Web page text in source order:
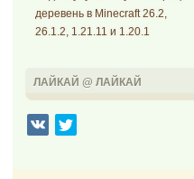
деревень в Minecraft 26.2,
26.1.2, 1.21.11 и 1.20.1
ЛАЙКАЙ @ ЛАЙКАЙ